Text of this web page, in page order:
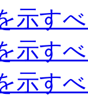
示す
示す
示す